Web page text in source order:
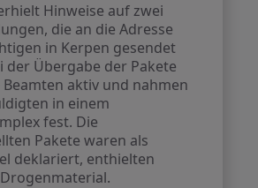
Hinweise auf zwei
die an die Adresse
in Kerpen gesendet
der Übergabe der Pakete
aktiv und nahmen
in einem
fest. Die
Pakete waren als
deklariert, enthielten